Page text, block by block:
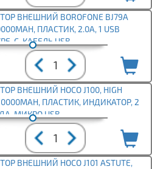
ВНЕШНИЙ BOROFONE BJ79А
ПЛАСТИК, 2.0А, 1 USB
C, КАБЕЛЬ USB,
ВНЕШНИЙ HOCO J100, HIGH
ПЛАСТИК, ИНДИКАТОР, 2
МИКРО USB,
ВНЕШНИЙ HOCO J101 ASTUTE,